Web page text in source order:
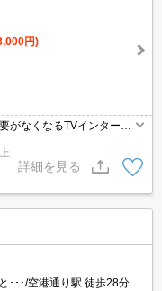
円)
がなくなるTVインターホ
・エアコン・システムキ
す。収納はシューズボッ
空間を利用することも可
アレルギー対策にも効果
詳細を見る
･･･/空港通り駅 徒歩28分